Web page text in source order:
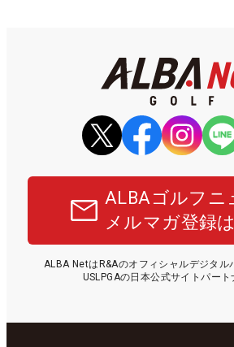
ALBAゴルフニ
メルマガ登録
ALBA NetはR&Aのオフィシャルデジタル
USLPGAの日本公式サイトパート